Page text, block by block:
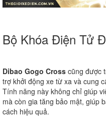
Bộ Khóa Điện Tử
Dibao Gogo Cross cũng được
trợ khởi động xe từ xa và cung
Tính năng này không chỉ giúp
mà còn gia tăng bảo mật, giúp
cách hiệu quả.